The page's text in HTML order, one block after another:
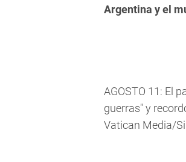
Argentina y el
AGOSTO 11: El
guerras" y
Vatican Media/